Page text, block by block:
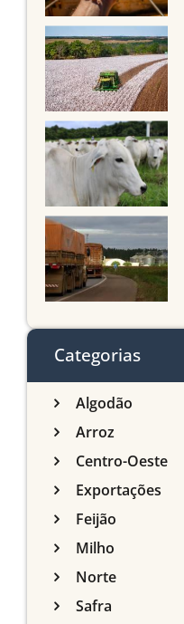
Categorias
Algodão
Arroz
Centro-Oeste
Exportações
Feijão
Milho
Norte
Safra